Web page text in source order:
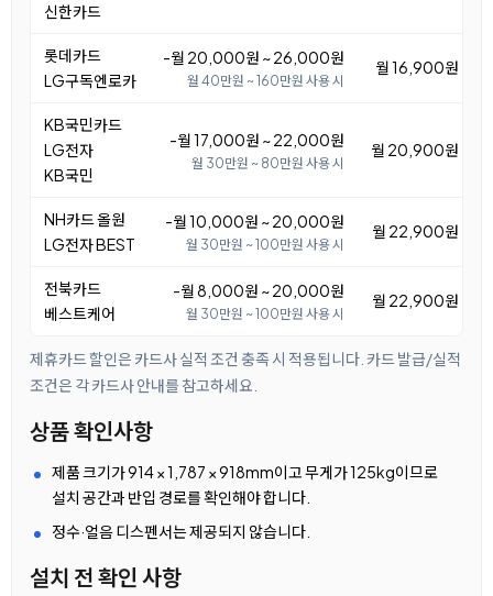
신한카드
롯데카드
LG구독엔로카
-월 20,000원 ~ 26,000원
월 40만원 ~ 160만원 사용 시
월 16,900원 ~
KB국민카드
LG전자
KB국민
-월 17,000원 ~ 22,000원
월 30만원 ~ 80만원 사용 시
월 20,900원 ~
NH카드 올원
LG전자 BEST
-월 10,000원 ~ 20,000원
월 30만원 ~ 100만원 사용 시
월 22,900원 ~
전북카드
베스트케어
-월 8,000원 ~ 20,000원
월 30만원 ~ 100만원 사용 시
월 22,900원 ~
제휴카드 할인은 카드사 실적 조건 충족 시 적용됩니다. 카드 발급/실적
조건은 각 카드사 안내를 참고하세요.
상품 확인사항
제품 크기가 914 × 1,787 × 918mm이고 무게가 125kg이므로
설치 공간과 반입 경로를 확인해야 합니다.
정수·얼음 디스펜서는 제공되지 않습니다.
설치 전 확인 사항